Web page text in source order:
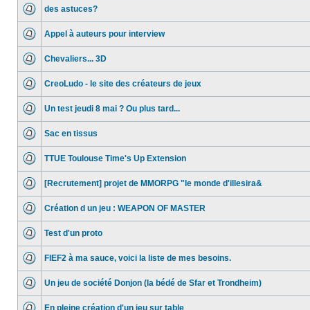
des astuces?
Appel à auteurs pour interview
Chevaliers... 3D
CreoLudo - le site des créateurs de jeux
Un test jeudi 8 mai ? Ou plus tard...
Sac en tissus
TTUE Toulouse Time's Up Extension
[Recrutement] projet de MMORPG "le monde d'illesira&
Création d un jeu : WEAPON OF MASTER
Test d'un proto
FIEF2 à ma sauce, voici la liste de mes besoins.
Un jeu de société Donjon (la bédé de Sfar et Trondheim)
En pleine création d'un jeu sur table